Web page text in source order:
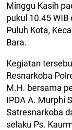
Minggu Kasih
pukul 10.45
Puluh Kota,
Bara.
Kegiatan
Resnarkoba
M.H. bersama
IPDA A. Murphi
Satresnarkoba
selaku Ps.